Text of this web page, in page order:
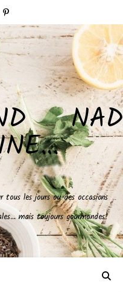
NAD
les jours ou des occasions
mais toujours gourmandes!